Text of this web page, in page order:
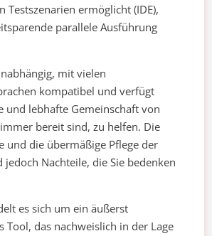
Testszenarien ermöglicht (IDE),
parallele Ausführung
mit vielen
kompatibel und verfügt
und lebhafte Gemeinschaft von
bereit sind, zu helfen. Die
und die übermäßige Pflege der
jedoch Nachteile, die Sie bedenken
es sich um ein äußerst
Tool, das nachweislich in der Lage